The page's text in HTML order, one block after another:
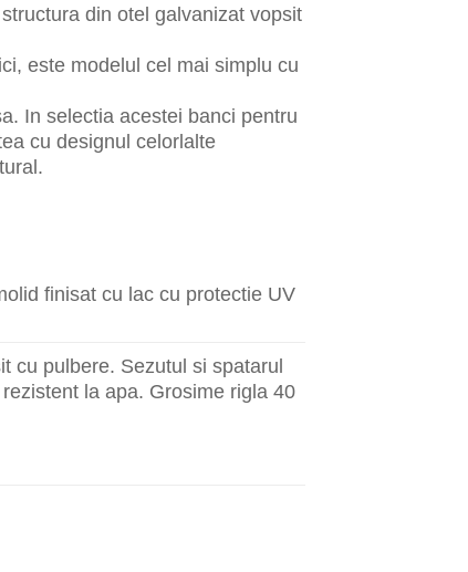
din otel galvanizat vopsit
este modelul cel mai simplu cu
In selectia acestei banci pentru
cu designul celorlalte
finisat cu lac cu protectie UV
cu pulbere. Sezutul si spatarul
la apa. Grosime rigla 40